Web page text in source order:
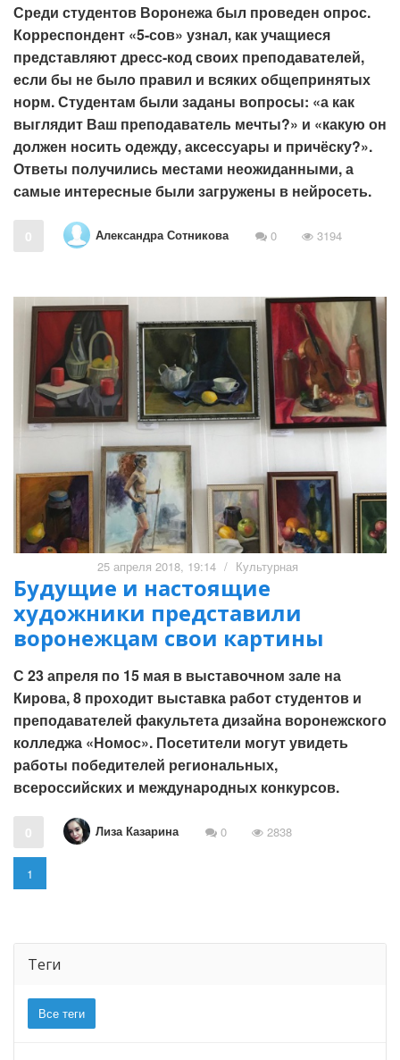
Среди студентов Воронежа был проведен опрос.
Корреспондент «5-сов» узнал, как учащиеся
представляют дресс-код своих преподавателей,
если бы не было правил и всяких общепринятых
норм. Студентам были заданы вопросы: «а как
выглядит Ваш преподаватель мечты?» и «какую он
должен носить одежду, аксессуары и причёску?».
Ответы получились местами неожиданными, а
самые интересные были загружены в нейросеть.
0 Александра Сотникова 0 3194
25 апреля 2018, 19:14 / Культурная
Будущие и настоящие
художники представили
воронежцам свои картины
С 23 апреля по 15 мая в выставочном зале на
Кирова, 8 проходит выставка работ студентов и
преподавателей факультета дизайна воронежского
колледжа «Номос». Посетители могут увидеть
работы победителей региональных,
всероссийских и международных конкурсов.
0 Лиза Казарина 0 2838
1
Теги
Все теги